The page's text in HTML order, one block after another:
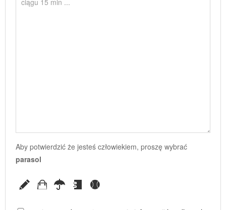
Aby potwierdzić że jesteś człowiekiem, proszę wybrać
parasol